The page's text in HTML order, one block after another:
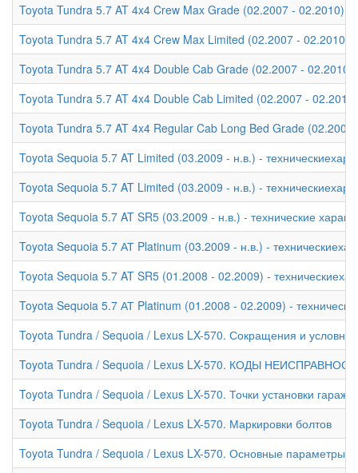
Toyota Tundra 5.7 AT 4x4 Crew Max Grade (02.2007 - 02.2010) -
Toyota Tundra 5.7 AT 4x4 Crew Max Limited (02.2007 - 02.2010) -
Toyota Tundra 5.7 AT 4x4 Double Cab Grade (02.2007 - 02.2010)
Toyota Tundra 5.7 AT 4x4 Double Cab Limited (02.2007 - 02.2010)
Toyota Tundra 5.7 AT 4x4 Regular Cab Long Bed Grade (02.2007
Toyota Sequoia 5.7 AT Limited (03.2009 - н.в.) -
Toyota Sequoia 5.7 AT Limited (03.2009 - н.в.) -
Toyota Sequoia 5.7 AT SR5 (03.2009 - н.в.) - технические
Toyota Sequoia 5.7 АТ Platinum (03.2009 - н.в.) -
Toyota Sequoia 5.7 AT SR5 (01.2008 - 02.2009) -
Toyota Sequoia 5.7 АТ Platinum (01.2008 - 02.2009) -
Toyota Tundra / Sequoia / Lexus LX-570. Сокращения и
Toyota Tundra / Sequoia / Lexus LX-570. КОДЫ
Toyota Tundra / Sequoia / Lexus LX-570. Точки установки
Toyota Tundra / Sequoia / Lexus LX-570. Маркировки болтов
Toyota Tundra / Sequoia / Lexus LX-570. Основные параметры